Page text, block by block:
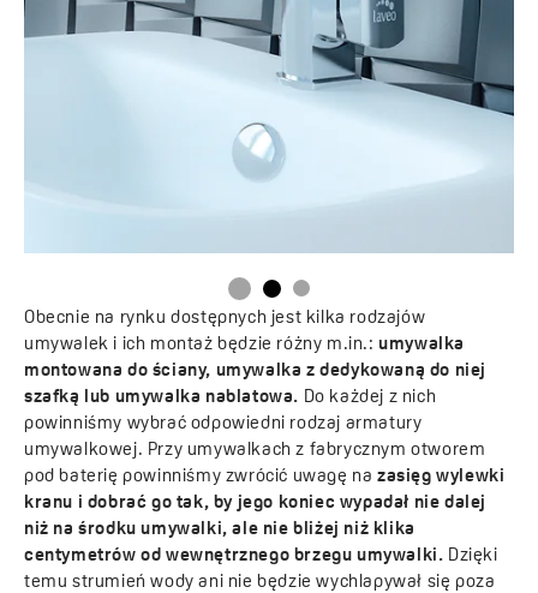
Obecnie na rynku dostępnych jest kilka rodzajów
umywalek i ich montaż będzie różny m.in.: umywalka
montowana do ściany, umywalka z dedykowaną do niej
szafką lub umywalka nablatowa. Do każdej z nich
powinniśmy wybrać odpowiedni rodzaj armatury
umywalkowej. Przy umywalkach z fabrycznym otworem
pod baterię powinniśmy zwrócić uwagę nazasięg wylewki
kranu i dobrać go tak, by jego koniec wypadał nie dalej
niż na środku umywalki, ale nie bliżej niż klika
centymetrów od wewnętrznego brzegu umywalki. Dzięki
temu strumień wody ani nie będzie wychlapywał się poza